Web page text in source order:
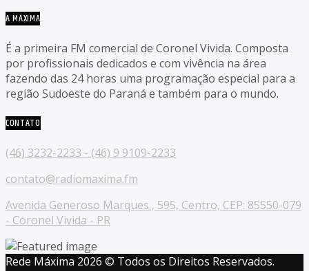
A MÁXIMA
É a primeira FM comercial de Coronel Vivida. Composta
por profissionais dedicados e com vivência na área
fazendo das 24 horas uma programação especial para a
região Sudoeste do Paraná e também para o mundo.
CONTATO
(46) 3232-2233 - (46) 9 9109-2233
contato@radiomaxima.fm
Avenida Generoso Marques , 595, Centro, CEP: 85550-079
- Coronel Vivida - PR
Rede Máxima 2026 © Todos os Direitos Reservados.